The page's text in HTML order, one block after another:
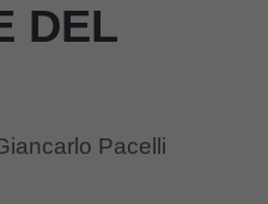
DEL
Pacelli